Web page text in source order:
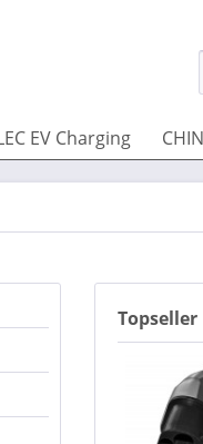
EV Charging
Topseller